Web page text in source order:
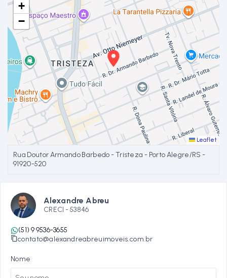
+
−
Leaflet
Rua Doutor Armando Barbedo - Tristeza - Porto Alegre/RS -
91920-520
Alexandre Abreu
CRECI -53846
(51) 9 9536-3655
contato@alexandreabreuimoveis.com.br
Nome